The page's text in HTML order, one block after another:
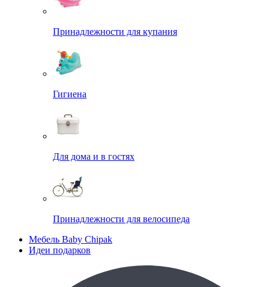
Принадлежности для купания
Гигиена
Для дома и в гостях
Принадлежности для велосипеда
Мебель Baby Chipak
Идеи подарков